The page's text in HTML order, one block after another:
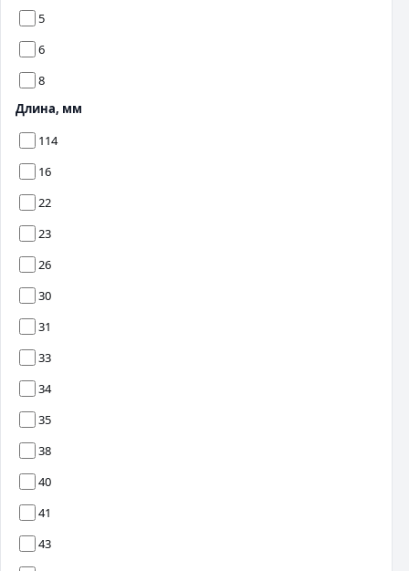
5
6
8
Длина, мм
114
16
22
23
26
30
31
33
34
35
38
40
41
43